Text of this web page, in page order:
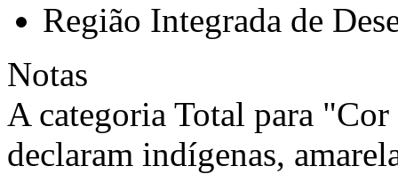
Região Integrada de
Notas
A categoria Total para
declaram indígenas,